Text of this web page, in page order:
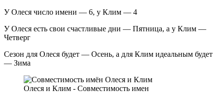
У Олеся число имени — 6, у Клим — 4
У Олеся есть свои счастливые дни — Пятница, а у Клим —
Четверг
Сезон для Олеся будет — Осень, а для Клим идеальным будет
— Зима
Олеся и Клим - Совместимость имен